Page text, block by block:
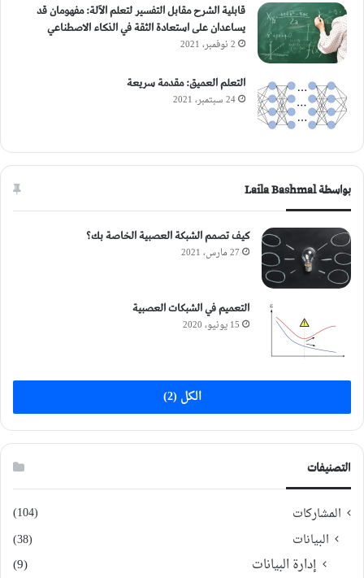
قابلية الشرح مقابل التفسير لتعلم الآلة: مفهومان قد
يساعدان على استعادة الثقة في الذكاء الاصطناعي
2 نوفمبر، 2021
التعلم العميق: مقدمة سريعة
24 سبتمبر، 2021
بواسطة Laila Bashmal
كيف تصمم الشبكة العصبية الخاصة بك؟
27 مارس، 2021
التعميم في الشبكات العصبية
15 يونيو، 2020
الكل (2)
التصنيفات
المشاركات (104)
البيانات (38)
إدارة البيانات
(9)